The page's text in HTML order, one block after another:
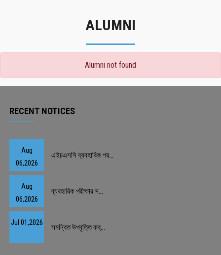
ALUMNI
Alumni not found
RECENT NOTICES
Aug
06,2026
এইচএসসি ব্যবহারিক পর...
Aug
06,2026
ব্যবহারিক পরীক্ষার স...
Jul 01,2026
সমন্বিত উপবৃত্তি কর্...